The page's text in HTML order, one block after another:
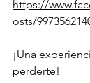
https://
osts/
¡Una
perderte!